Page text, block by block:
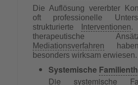
Die Auflösung vererbter
oft professionelle
strukturierte
Interventionen.
therapeutische
Mediationsverfahren
besonders wirksam erwiesen.
Systemische
Die systemische